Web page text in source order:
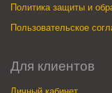
Политика защиты и
Пользовательское
Для клиентов